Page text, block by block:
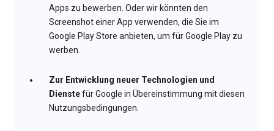
Apps zu bewerben. Oder wir könnten den
Screenshot einer App verwenden, die Sie im
Google Play Store anbieten, um für Google Play zu
werben.
Zur Entwicklung neuer Technologien und
Dienstefür Google in Übereinstimmung mit diesen
Nutzungsbedingungen.